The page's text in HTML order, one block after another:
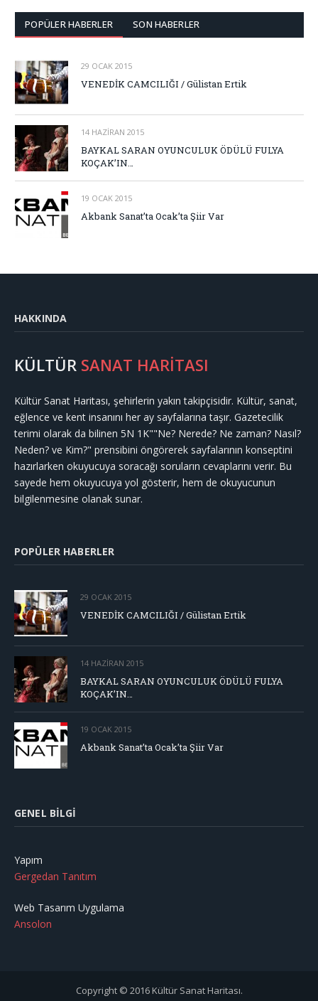
POPÜLER HABERLER SON HABERLER
29 OCAK 2015
VENEDİK CAMCILIĞI / Gülistan Ertik
14 HAZIRAN 2015
BAYKAL SARAN OYUNCULUK ÖDÜLÜ FULYA
KOÇAK’IN…
19 OCAK 2015
Akbank Sanat’ta Ocak’ta Şiir Var
HAKKINDA
KÜLTÜR SANAT HARİTASI
Kültür Sanat Haritası, şehirlerin yakın takipçisidir. Kültür, sanat,
eğlence ve kent insanını her ay sayfalarına taşır. Gazetecilik
terimi olarak da bilinen 5N 1K""Ne? Nerede? Ne zaman? Nasıl?
Neden? ve Kim?" prensibini öngörerek sayfalarının konseptini
hazırlarken okuyucuya soracağı soruların cevaplarını verir. Bu
sayede hem okuyucuya yol gösterir, hem de okuyucunun
bilgilenmesine olanak sunar.
POPÜLER HABERLER
29 OCAK 2015
VENEDİK CAMCILIĞI / Gülistan Ertik
14 HAZIRAN 2015
BAYKAL SARAN OYUNCULUK ÖDÜLÜ FULYA
KOÇAK’IN…
19 OCAK 2015
Akbank Sanat’ta Ocak’ta Şiir Var
GENEL BILGI
Yapım
Gergedan Tanıtım
Web Tasarım Uygulama
Ansolon
Copyright © 2016 Kültür Sanat Haritası.